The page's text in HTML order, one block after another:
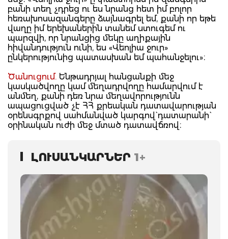
բանի տեղ չդրեց ու ես նրանց հետ իմ բոլոր
հեռախոսազանգերը ձայնագրել եմ, քանի որ եթե
վաղը իմ երեխաներին տանեմ ստուգեմ ու
պարզվի, որ նրանցից մեկը աղիքային
հիվանդություն ունի, ես «Վեոլիա ջուր»
ընկերությունից պատասխան եմ պահանջելու»։
Ծանուցում. Ենթադրյալ հանցանքի մեջ
կասկածվողը կամ մեղադրվողը համարվում է
անմեղ, քանի դեռ նրա մեղավորությունն
ապացուցված չէ ՀՀ քրեական դատավարության
օրենսգրքով սահմանված կարգով` դատարանի`
օրինական ուժի մեջ մտած դատավճռով։
ԼՈՒՍԱՆԿԱՐՆԵՐ 1+